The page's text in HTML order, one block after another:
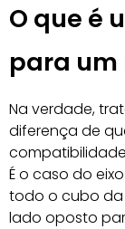
O que é
para um
Na verdade,
diferença de
É o caso do eixo
todo o cubo da
lado oposto